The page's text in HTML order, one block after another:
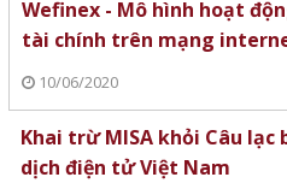
Wefinex - Mô hình hoạt
tài chính trên mạng
10/06/2020
Khai trừ MISA khỏi Câu lạc
dịch điện tử Việt Nam